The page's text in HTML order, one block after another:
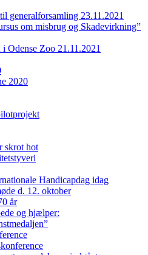
generalforsamling 23.11.2021
om misbrug og Skadevirkning”
Odense Zoo 21.11.2021
2020
skrot hot
Handicapdag idag
d. 12. oktober
år
og hjælper: